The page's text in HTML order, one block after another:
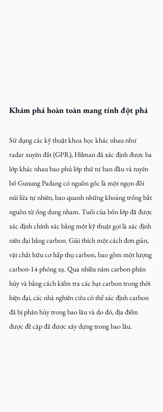
Khám phá hoàn toàn mang tính đột phá
Sử dụng các kỹ thuật khoa học khác nhau như
radar xuyên đất (GPR), Hilman đã xác định được ba
lớp khác nhau bao phủ lớp thứ tư ban đầu và tuyên
bố Gunung Padang có nguồn gốc là một ngọn đồi
núi lửa tự nhiên, bao quanh những khoảng trống bắt
nguồn từ ống dung nham. Tuổi của bốn lớp đã được
xác định chính xác bằng một kỹ thuật gọi là xác định
niên đại bằng carbon. Giải thích một cách đơn giản,
vật chất hữu cơ hấp thụ carbon, bao gồm một lượng
carbon-14 phóng xạ. Qua nhiều năm carbon phân
hủy và bằng cách kiểm tra các hạt carbon trong thời
hiện đại, các nhà nghiên cứu có thể xác định carbon
đã bị phân hủy trong bao lâu và do đó, địa điểm
được đề cập đã được xây dựng trong bao lâu.